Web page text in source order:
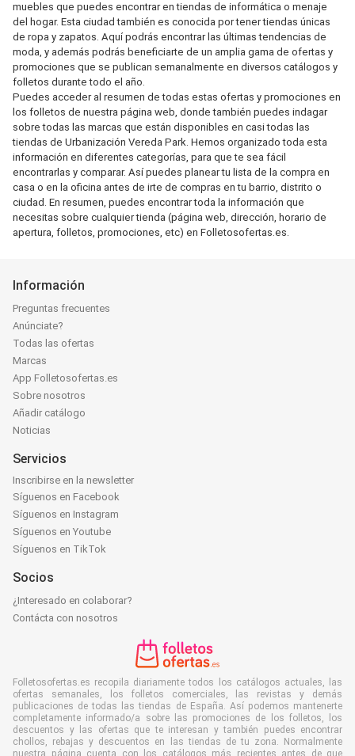
muebles que puedes encontrar en tiendas de informática o menaje
del hogar. Esta ciudad también es conocida por tener tiendas únicas
de ropa y zapatos. Aquí podrás encontrar las últimas tendencias de
moda, y además podrás beneficiarte de un amplia gama de ofertas y
promociones que se publican semanalmente en diversos catálogos y
folletos durante todo el año.
Puedes acceder al resumen de todas estas ofertas y promociones en
los folletos de nuestra página web, donde también puedes indagar
sobre todas las marcas que están disponibles en casi todas las
tiendas de Urbanización Vereda Park. Hemos organizado toda esta
información en diferentes categorías, para que te sea fácil
encontrarlas y comparar. Así puedes planear tu lista de la compra en
casa o en la oficina antes de irte de compras en tu barrio, distrito o
ciudad. En resumen, puedes encontrar toda la información que
necesitas sobre cualquier tienda (página web, dirección, horario de
apertura, folletos, promociones, etc) en Folletosofertas.es.
Información
Preguntas frecuentes
Anúnciate?
Todas las ofertas
Marcas
App Folletosofertas.es
Sobre nosotros
Añadir catálogo
Noticias
Servicios
Inscribirse en la newsletter
Síguenos en Facebook
Síguenos en Instagram
Síguenos en Youtube
Síguenos en TikTok
Socios
¿Interesado en colaborar?
Contácta con nosotros
Folletosofertas.es recopila diariamente todos los catálogos actuales, las
ofertas semanales, los folletos comerciales, las revistas y demás
publicaciones de todas las tiendas de España. Así podemos mantenerte
completamente informado/a sobre las promociones de los folletos, los
descuentos y las ofertas que te interesan y también puedes encontrar
chollos, rebajas y descuentos en las tiendas de tu zona. Normalmente
nuestra página cuenta con los catálogos más recientes antes de que